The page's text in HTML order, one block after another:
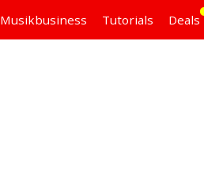
Musikbusiness Tutorials Deals